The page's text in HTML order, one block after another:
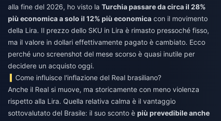
alla fine del 2026, ho visto la Turchia passare da circa il 28%
più economica a solo il 12% più economica con il movimento
della Lira. Il prezzo dello SKU in Lira è rimasto pressoché fisso,
ma il valore in dollari effettivamente pagato è cambiato. Ecco
perché uno screenshot del mese scorso è quasi inutile per
decidere un acquisto oggi.
Come influisce l'inflazione del Real brasiliano?
Anche il Real si muove, ma storicamente con meno violenza
rispetto alla Lira. Quella relativa calma è il vantaggio
sottovalutato del Brasile: il suo sconto è più prevedibile anche